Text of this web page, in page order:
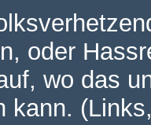
oder
wo das
kann.